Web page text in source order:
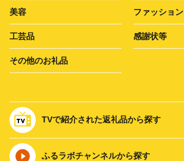
美容 ファッション
工芸品 感謝状等
その他のお礼品
TVで紹介された返礼品から探す
ふるラボチャンネルから探す